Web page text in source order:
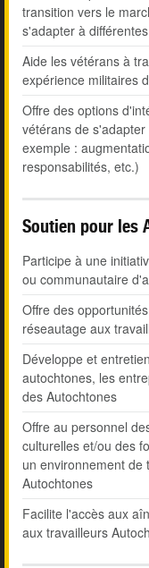
transition vers le
s'adapter à
Aide les vétérans à
expérience militaires
Offre des options
vétérans de
exemple :
responsabilités, etc.)
Soutien pour les
Participe à une
ou communautaire
Offre des
réseautage aux
Développe et
autochtones, les
des Autochtones
Offre au personnel
culturelles et/ou des
un environnement de
Autochtones
Facilite l'accès aux
aux travailleurs